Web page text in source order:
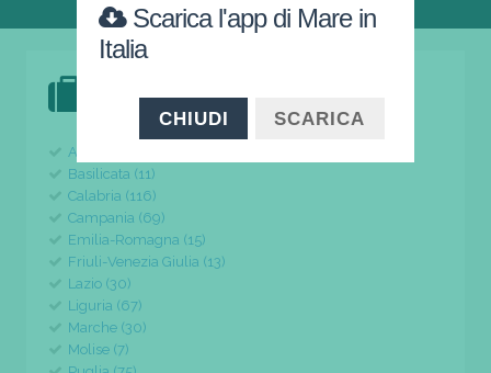
Abruzzo (24)
Basilicata (11)
Calabria (116)
Campania (69)
Emilia-Romagna (15)
Friuli-Venezia Giulia (13)
Lazio (30)
Liguria (67)
Marche (30)
Molise (7)
Scarica l'app di Mare in
Italia
CHIUDI SCARICA